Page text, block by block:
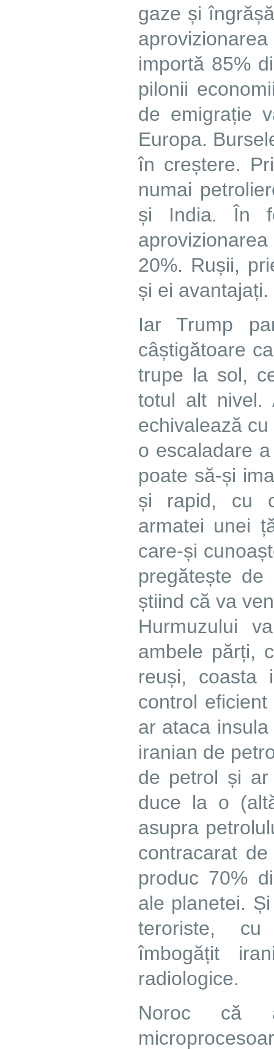
gaze și
importă 85%
pilonii
de emigrație
Europa.
în creștere.
numai
și India. În
20%. Rușii,
și ei avantajați.
Iar Trump
câștigătoare
trupe la sol,
totul alt nivel.
echivalează
o escaladare
poate să-și
și rapid, cu
armatei unei
care-și
pregătește
știind că va
Hurmuzului
ambele părți,
reuși, coasta
control
ar ataca
iranian de
de petrol și
duce la o
asupra
contracarat
produc 70%
ale planetei.
teroriste, cu
îmbogățit
radiologice.
Noroc că